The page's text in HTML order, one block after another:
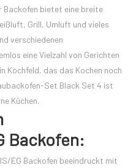
Backofen bietet eine breite
Grill, Umluft und vieles
verschiedenen
eine Vielzahl von Gerichten
Kochfeld, das das Kochen noch
Set Black Set 4 ist
Küchen.
Backofen:
EG Backofen beeindruckt mit